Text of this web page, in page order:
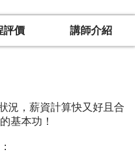
評價 講師介紹
況，薪資計算快又好且合
基本功！